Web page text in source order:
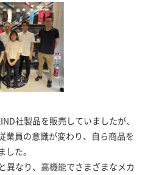
社製品を販売していましたが、
業員の意識が変わり、自ら商品を
た。
異なり、高機能でさまざまなメカ